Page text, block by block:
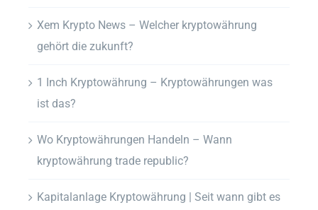
Xem Krypto News – Welcher kryptowährung
gehört die zukunft?
1 Inch Kryptowährung – Kryptowährungen was
ist das?
Wo Kryptowährungen Handeln – Wann
kryptowährung trade republic?
Kapitalanlage Kryptowährung | Seit wann gibt es